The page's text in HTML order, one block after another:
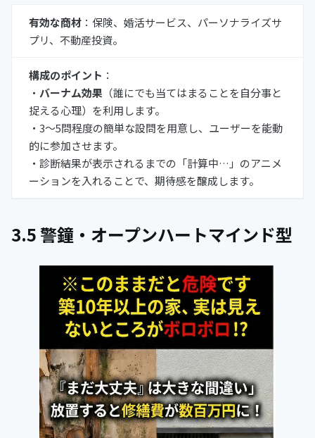
有効な商材 ：保険、婚活サービス、パーソナライズサ
プリ、不動産投資。
構成のポイント ：
・ バーナム効果 （誰にでも当てはまることを自分事と
捉える心理）を利用します。
・3〜5問程度の簡単な設問を用意し、ユーザーを能動
的に参加させます。
・診断結果が表示されるまでの「計算中…」のアニメ
ーションを入れることで、期待感を醸成します。
3.5 警鐘・オープンハートマインド型